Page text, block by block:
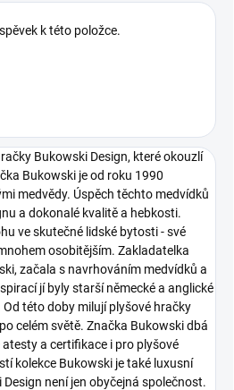
k této položce.
Bukowski Design, které okouzlí
Bukowski je od roku 1990
medvědy. Úspěch těchto medvídků
a dokonalé kvalitě a hebkosti.
ve skutečné lidské bytosti - své
osobitějším. Zakladatelka
začala s navrhováním medvídků a
jí byly starší německé a anglické
této doby milují plyšové hračky
celém světě. Značka Bukowski dbá
a certifikace i pro plyšové
kolekce Bukowski je také luxusní
Design není jen obyčejná společnost.